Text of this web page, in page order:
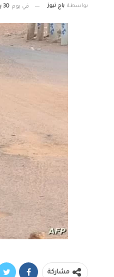
بواسطة باج نيوز في يوم 30 يناير 2024 4:29 م
مشاركة